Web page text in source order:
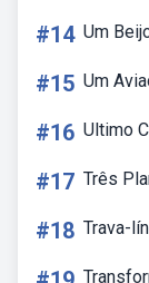
#14 Um
#15 Um
#16 Ultimo
#17 Três
#18 Trava-